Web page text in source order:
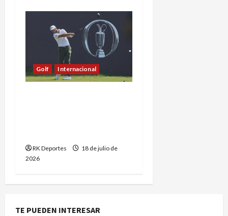
Golf Internacional
RK Deportes
18 de julio de
2026
TE PUEDEN INTERESAR